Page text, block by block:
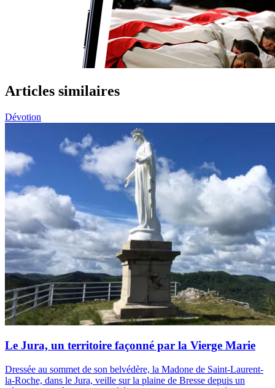
Articles similaires
Dévotion
Le Jura, un territoire façonné par la Vierge Marie
Dressée au sommet de son belvédère, la Madone de Saint-Laurent-
la-Roche, dans le Jura, veille sur la plaine de Bresse depuis un